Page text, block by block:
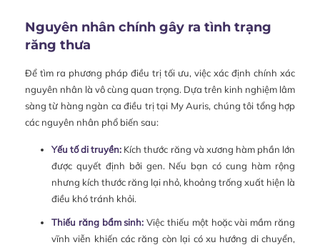
Nguyên nhân chính gây ra tình trạng
răng thưa
Để tìm ra phương pháp điều trị tối ưu, việc xác định chính xác
nguyên nhân là vô cùng quan trọng. Dựa trên kinh nghiệm lâm
sàng từ hàng ngàn ca điều trị tại My Auris, chúng tôi tổng hợp
các nguyên nhân phổ biến sau:
Yếu tố di truyền: Kích thước răng và xương hàm phần lớn
được quyết định bởi gen. Nếu bạn có cung hàm rộng
nhưng kích thước răng lại nhỏ, khoảng trống xuất hiện là
điều khó tránh khỏi.
Thiếu răng bẩm sinh: Việc thiếu một hoặc vài mầm răng
vĩnh viễn khiến các răng còn lại có xu hướng di chuyển,